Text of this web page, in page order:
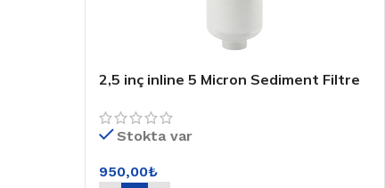
2,5 inç inline 5 Micron Sediment Filtre
Stokta var
950,00₺